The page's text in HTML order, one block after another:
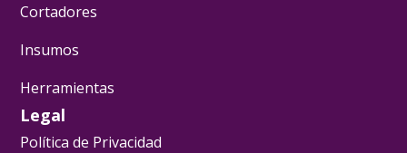
Cortadores
Insumos
Herramientas
Legal
Política de Privacidad